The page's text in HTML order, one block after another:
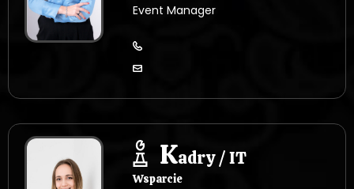
Event Manager
Kadry / IT
Wsparcie